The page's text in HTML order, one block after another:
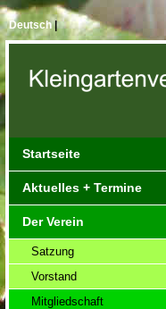
Deutsch|
Startseite
Aktuelles + Termine
Der Verein
Satzung
Vorstand
Mitgliedschaft